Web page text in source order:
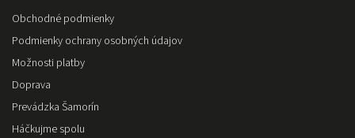
Obchodné podmienky
Podmienky ochrany osobných údajov
Možnosti platby
Doprava
Prevádzka Šamorín
Háčkujme spolu